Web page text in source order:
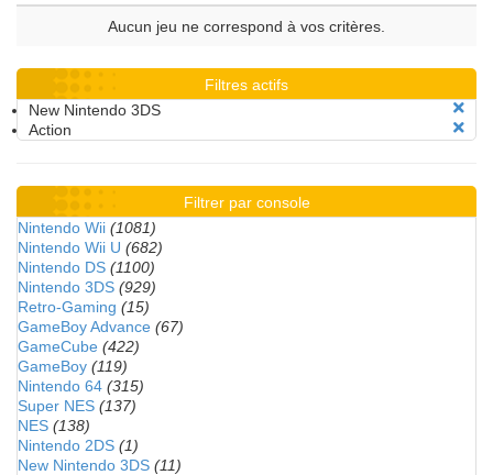
Aucun jeu ne correspond à vos critères.
Filtres actifs
New Nintendo 3DS
Action
Filtrer par console
Nintendo Wii (1081)
Nintendo Wii U (682)
Nintendo DS (1100)
Nintendo 3DS (929)
Retro-Gaming (15)
GameBoy Advance (67)
GameCube (422)
GameBoy (119)
Nintendo 64 (315)
Super NES (137)
NES (138)
Nintendo 2DS (1)
New Nintendo 3DS (11)